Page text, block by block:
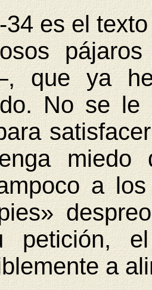
34 es el
que ya
No se le
miedo
a
petición,
a